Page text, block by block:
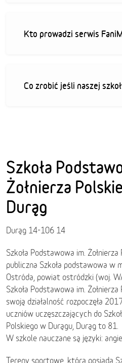
Kto prowadzi serwis
Co zrobić jeśli naszej
Szkoła
Żołnierza
Durąg
Durąg 14-106 14
Szkoła Podstawowa im.
publiczna Szkoła podstawowa w
Ostróda, powiat ostródzki (woj.
Szkoła Podstawowa im.
swoją działalność rozpoczęła
uczniów uczęszczających do
Polskiego w Durągu, Durąg to 81.
W szkole nauczane są języki:
Tereny sportowe, która posiada